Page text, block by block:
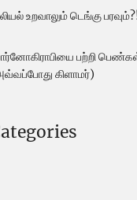
உறவாலும் டெங்கு
பற்றி
கிளாமர்)